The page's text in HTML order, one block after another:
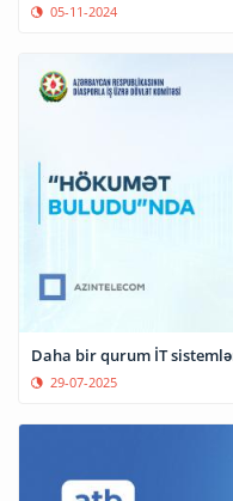
05-11-2024
Daha bir qurum İT
29-07-2025